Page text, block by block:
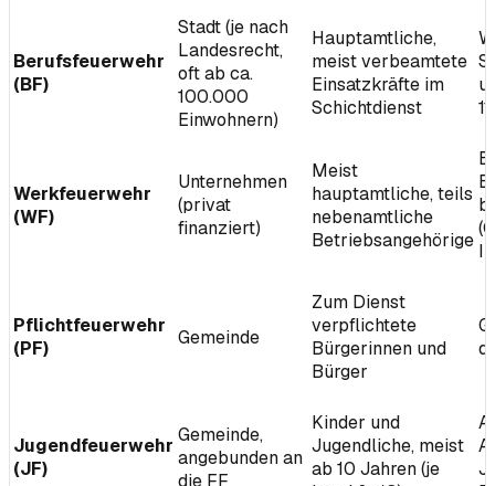
Berufsfeuerwehr
(BF)
Stadt (je nach
Landesrecht,
oft ab ca.
100.000
Einwohnern)
Hauptamtliche,
meist verbeamtete
Einsatzkräfte im
Schichtdienst
Werkfeuerwehr
(WF)
Unternehmen
(privat
finanziert)
Meist
hauptamtliche, teils
nebenamtliche
Betriebsangehörige
Pflichtfeuerwehr
(PF)
Gemeinde
Zum Dienst
verpflichtete
Bürgerinnen und
Bürger
Jugendfeuerwehr
(JF)
Gemeinde,
angebunden an
die FF
Kinder und
Jugendliche, meist
ab 10 Jahren (je